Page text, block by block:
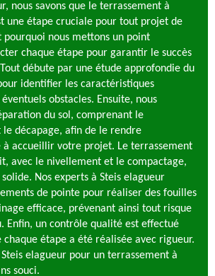
nous savons que le terrassement à
une étape cruciale pour tout projet de
pourquoi nous mettons un point
chaque étape pour garantir le succès
débute par une étude approfondie du
identifier les caractéristiques
obstacles. Ensuite, nous
du sol, comprenant le
le décapage, afin de le rendre
accueillir votre projet. Le terrassement
avec le nivellement et le compactage,
Nos experts à Steis elagueur
de pointe pour réaliser des fouilles
efficace, prévenant ainsi tout risque
Enfin, un contrôle qualité est effectué
chaque étape a été réalisée avec rigueur.
elagueur pour un terrassement à
souci.